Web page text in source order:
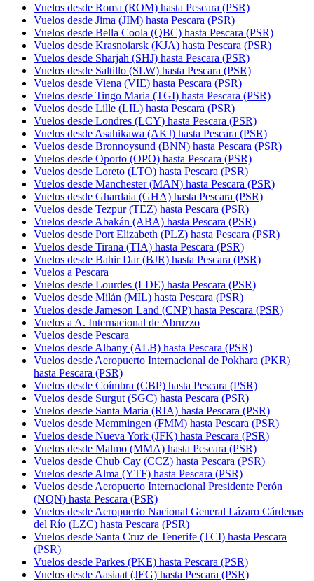
Vuelos desde Roma (ROM) hasta Pescara (PSR)
Vuelos desde Jima (JIM) hasta Pescara (PSR)
Vuelos desde Bella Coola (QBC) hasta Pescara (PSR)
Vuelos desde Krasnoiarsk (KJA) hasta Pescara (PSR)
Vuelos desde Sharjah (SHJ) hasta Pescara (PSR)
Vuelos desde Saltillo (SLW) hasta Pescara (PSR)
Vuelos desde Viena (VIE) hasta Pescara (PSR)
Vuelos desde Tingo Maria (TGI) hasta Pescara (PSR)
Vuelos desde Lille (LIL) hasta Pescara (PSR)
Vuelos desde Londres (LCY) hasta Pescara (PSR)
Vuelos desde Asahikawa (AKJ) hasta Pescara (PSR)
Vuelos desde Bronnoysund (BNN) hasta Pescara (PSR)
Vuelos desde Oporto (OPO) hasta Pescara (PSR)
Vuelos desde Loreto (LTO) hasta Pescara (PSR)
Vuelos desde Manchester (MAN) hasta Pescara (PSR)
Vuelos desde Ghardaia (GHA) hasta Pescara (PSR)
Vuelos desde Tezpur (TEZ) hasta Pescara (PSR)
Vuelos desde Abakán (ABA) hasta Pescara (PSR)
Vuelos desde Port Elizabeth (PLZ) hasta Pescara (PSR)
Vuelos desde Tirana (TIA) hasta Pescara (PSR)
Vuelos desde Bahir Dar (BJR) hasta Pescara (PSR)
Vuelos a Pescara
Vuelos desde Lourdes (LDE) hasta Pescara (PSR)
Vuelos desde Milán (MIL) hasta Pescara (PSR)
Vuelos desde Jameson Land (CNP) hasta Pescara (PSR)
Vuelos a A. Internacional de Abruzzo
Vuelos desde Pescara
Vuelos desde Albany (ALB) hasta Pescara (PSR)
Vuelos desde Aeropuerto Internacional de Pokhara (PKR)
hasta Pescara (PSR)
Vuelos desde Coímbra (CBP) hasta Pescara (PSR)
Vuelos desde Surgut (SGC) hasta Pescara (PSR)
Vuelos desde Santa Maria (RIA) hasta Pescara (PSR)
Vuelos desde Memmingen (FMM) hasta Pescara (PSR)
Vuelos desde Nueva York (JFK) hasta Pescara (PSR)
Vuelos desde Malmo (MMA) hasta Pescara (PSR)
Vuelos desde Chub Cay (CCZ) hasta Pescara (PSR)
Vuelos desde Alma (YTF) hasta Pescara (PSR)
Vuelos desde Aeropuerto Internacional Presidente Perón
(NQN) hasta Pescara (PSR)
Vuelos desde Aeropuerto Nacional General Lázaro Cárdenas
del Río (LZC) hasta Pescara (PSR)
Vuelos desde Santa Cruz de Tenerife (TCI) hasta Pescara
(PSR)
Vuelos desde Parkes (PKE) hasta Pescara (PSR)
Vuelos desde Aasiaat (JEG) hasta Pescara (PSR)